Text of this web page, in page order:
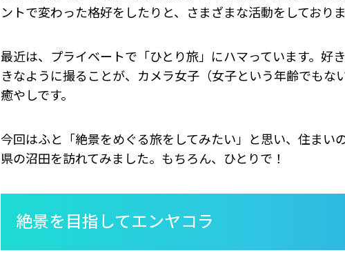
ントで変わった格好をしたりと、さまざまな活動をしておりま
最近は、プライベートで「ひとり旅」にハマっています。好
きなように撮ることが、カメラ女子（女子という年齢でもな
癒やしです。
今回はふと「絶景をめぐる旅をしてみたい」と思い、住まい
県の沼田を訪れてみました。もちろん、ひとりで！
絶景を目指してエンヤコラ